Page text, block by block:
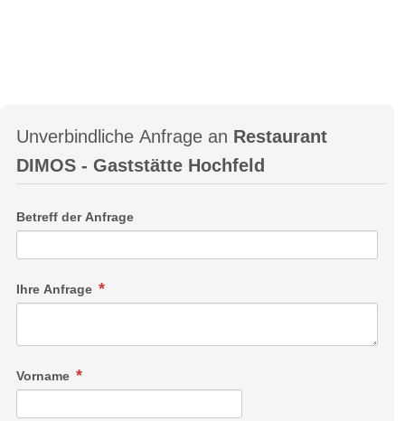
Unverbindliche Anfrage an Restaurant
DIMOS - Gaststätte Hochfeld
Betreff der Anfrage
Ihre Anfrage
Vorname